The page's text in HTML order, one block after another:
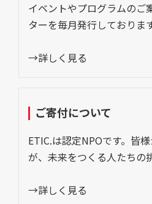
イベントやプログラムのご
ターを毎月発行しております
→詳しく見る
ご寄付について
ETIC.は認定NPOです。皆
が、未来をつくる人たちの
→詳しく見る